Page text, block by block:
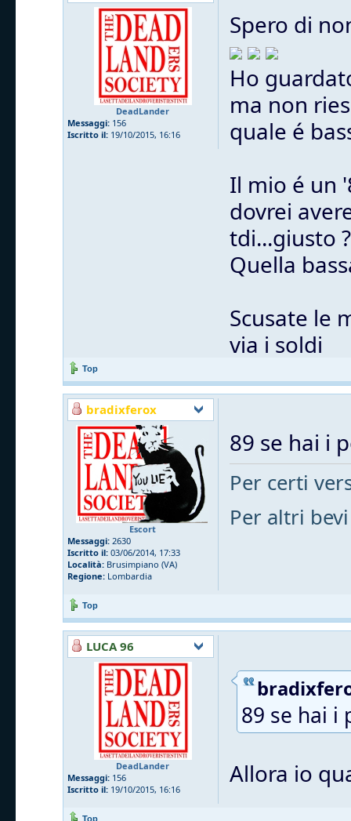
DeadLander
Messaggi: 156
Iscritto il: 19/10/2015, 16:16
Spero di
Ho
ma non
quale é
Il mio é un
dovrei
tdi...giusto ?
Quella
Scusate le
via i soldi
Top
bradixferox
Escort
Messaggi: 2630
Iscritto il: 03/06/2014, 17:33
Località: Brusimpiano (VA)
Regione: Lombardia
89 se hai i
Per certi
Per altri bevi
Top
LUCA 96
DeadLander
Messaggi: 156
Iscritto il: 19/10/2015, 16:16
89 se hai i
Allora io
Top